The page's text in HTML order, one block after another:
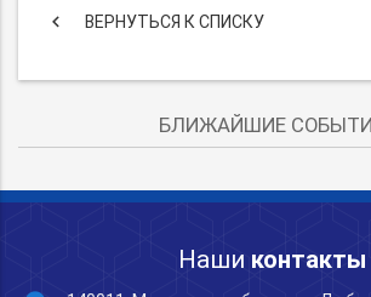
keyboard_arrow_left ВЕРНУТЬСЯ К СПИСКУ
БЛИЖАЙШИЕ
Наши контакты